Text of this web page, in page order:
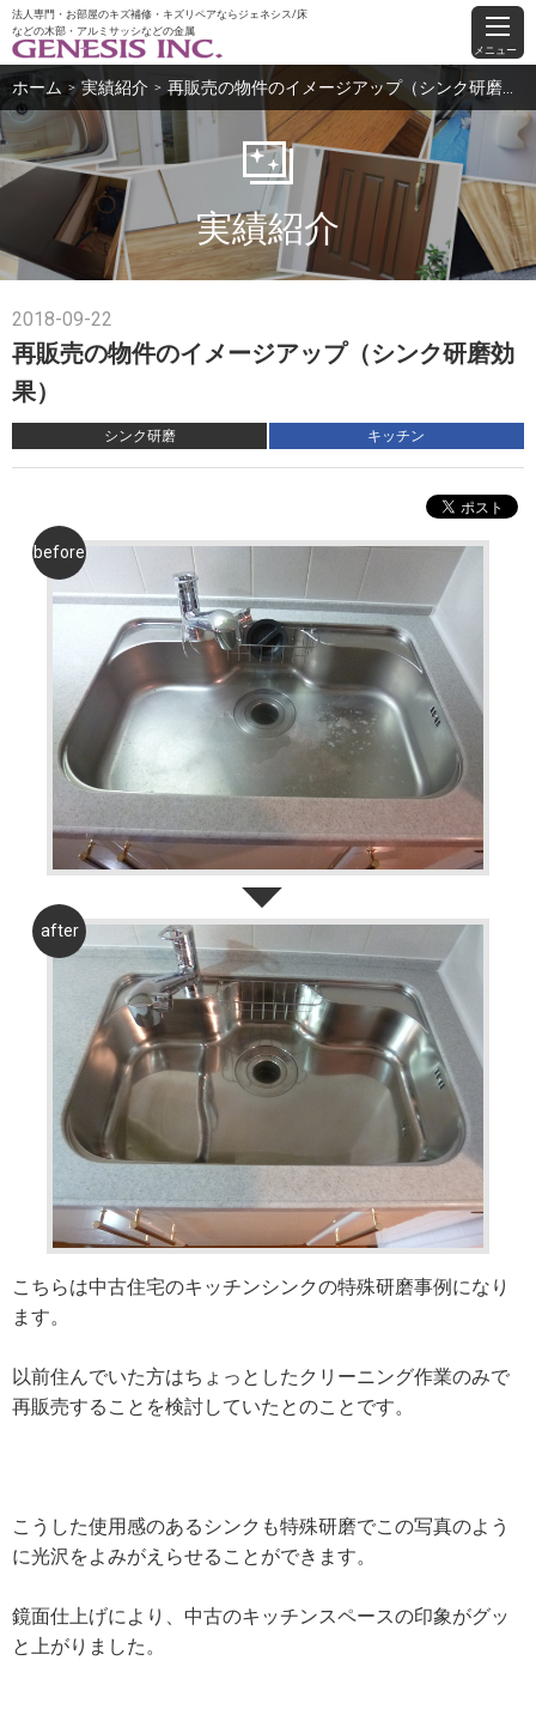
法人専門・お部屋のキズ補修・キズリペアならジェネシス/床
などの木部・アルミサッシなどの金属
メニュー
ホーム ＞ 実績紹介 ＞
実績紹介
2018-09-22
再販売の物件のイメージアップ（シンク研磨効
果）
シンク研磨 キッチン
こちらは中古住宅のキッチンシンクの特殊研磨事例になり
ます。
以前住んでいた方はちょっとしたクリーニング作業のみで
再販売することを検討していたとのことです。
こうした使用感のあるシンクも特殊研磨でこの写真のよう
に光沢をよみがえらせることができます。
鏡面仕上げにより、中古のキッチンスペースの印象がグッ
と上がりました。